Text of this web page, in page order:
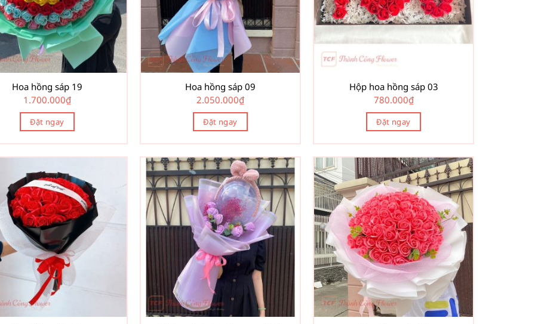
Hoa hồng sáp 19
1.700.000₫
Đặt ngay
Hoa hồng sáp 09
2.050.000₫
Đặt ngay
Hộp hoa hồng sáp 03
780.000₫
Đặt ngay